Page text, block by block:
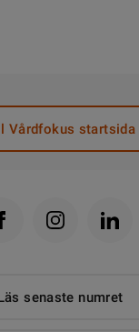
Vårdfokus startsida
senaste numret